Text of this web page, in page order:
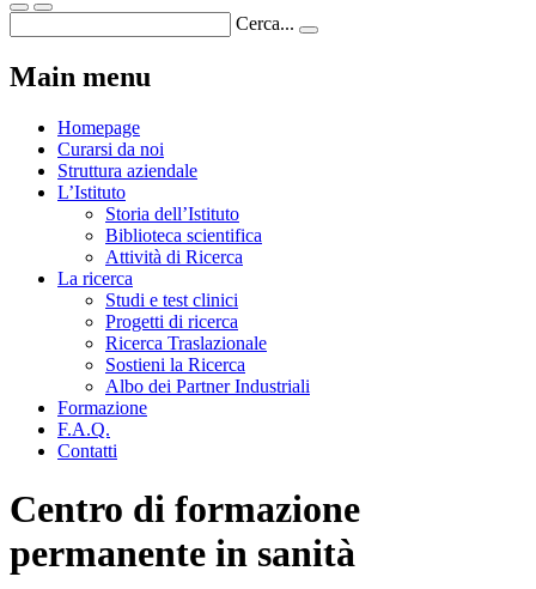
Cerca...
Main menu
Homepage
Curarsi da noi
Struttura aziendale
L’Istituto
Storia dell’Istituto
Biblioteca scientifica
Attività di Ricerca
La ricerca
Studi e test clinici
Progetti di ricerca
Ricerca Traslazionale
Sostieni la Ricerca
Albo dei Partner Industriali
Formazione
F.A.Q.
Contatti
Centro di formazione
permanente in sanità